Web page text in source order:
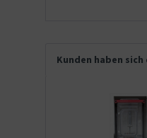
Kunden haben